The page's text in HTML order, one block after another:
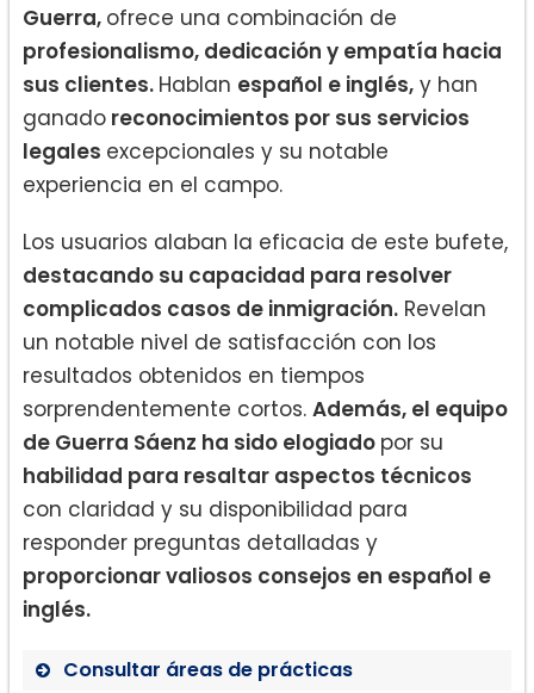
Guerra, ofrece una combinación de
profesionalismo, dedicación y empatía hacia
sus clientes. Hablan español e inglés, y han
ganado reconocimientos por sus servicios
legales excepcionales y su notable
experiencia en el campo.
Los usuarios alaban la eficacia de este bufete,
destacando su capacidad para resolver
complicados casos de inmigración. Revelan
un notable nivel de satisfacción con los
resultados obtenidos en tiempos
sorprendentemente cortos. Además, el equipo
de Guerra Sáenz ha sido elogiado por su
habilidad para resaltar aspectos técnicos
con claridad y su disponibilidad para
responder preguntas detalladas y
proporcionar valiosos consejos en español e
inglés.
Consultar áreas de prácticas